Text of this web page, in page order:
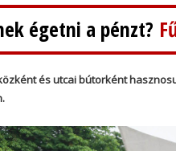
égetni a pénzt?
és utcai bútorként